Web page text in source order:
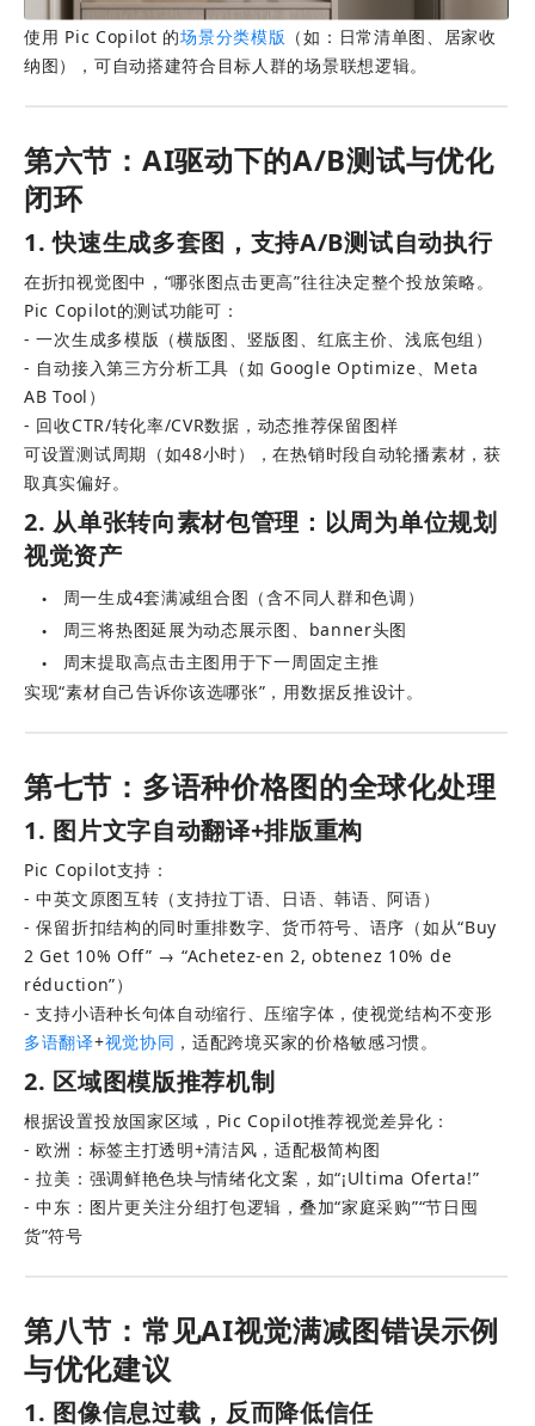
使用 Pic Copilot 的场景分类模版 （如：日常清单图、居家收
纳图），可自动搭建符合目标人群的场景联想逻辑。
第六节：AI驱动下的A/B测试与优化
闭环
1. 快速生成多套图，支持A/B测试自动执行
在折扣视觉图中，“哪张图点击更高”往往决定整个投放策略。
Pic Copilot的测试功能可：
- 一次生成多模版（横版图、竖版图、红底主价、浅底包组）
- 自动接入第三方分析工具（如 Google Optimize、Meta
AB Tool）
- 回收CTR/转化率/CVR数据，动态推荐保留图样
可设置测试周期（如48小时），在热销时段自动轮播素材，获
取真实偏好。
2. 从单张转向素材包管理：以周为单位规划
视觉资产
● 周一生成4套满减组合图（含不同人群和色调）
● 周三将热图延展为动态展示图、banner头图
●
周末提取高点击主图用于下一周固定主推
实现“素材自己告诉你该选哪张”，用数据反推设计。
第七节：多语种价格图的全球化处理
1. 图片文字自动翻译+排版重构
Pic Copilot支持：
- 中英文原图互转（支持拉丁语、日语、韩语、阿语）
- 保留折扣结构的同时重排数字、货币符号、语序（如从“Buy
2 Get 10% Off” → “Achetez-en 2, obtenez 10% de
réduction”）
- 支持小语种长句体自动缩行、压缩字体，使视觉结构不变形
多语翻译+视觉协同 ，适配跨境买家的价格敏感习惯。
2. 区域图模版推荐机制
根据设置投放国家区域，Pic Copilot推荐视觉差异化：
- 欧洲：标签主打透明+清洁风，适配极简构图
- 拉美：强调鲜艳色块与情绪化文案，如“¡Ultima Oferta!”
- 中东：图片更关注分组打包逻辑，叠加“家庭采购”“节日囤
货”符号
第八节：常见AI视觉满减图错误示例
与优化建议
1. 图像信息过载，反而降低信任